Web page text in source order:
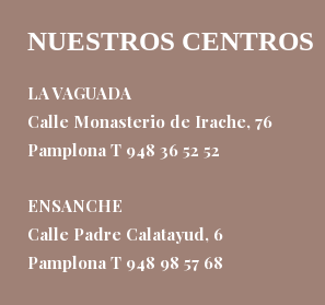
NUESTROS CENTROS
LA VAGUADA
Calle Monasterio de Irache, 76
Pamplona T 948 36 52 52
ENSANCHE
Calle Padre Calatayud, 6
Pamplona T 948 98 57 68